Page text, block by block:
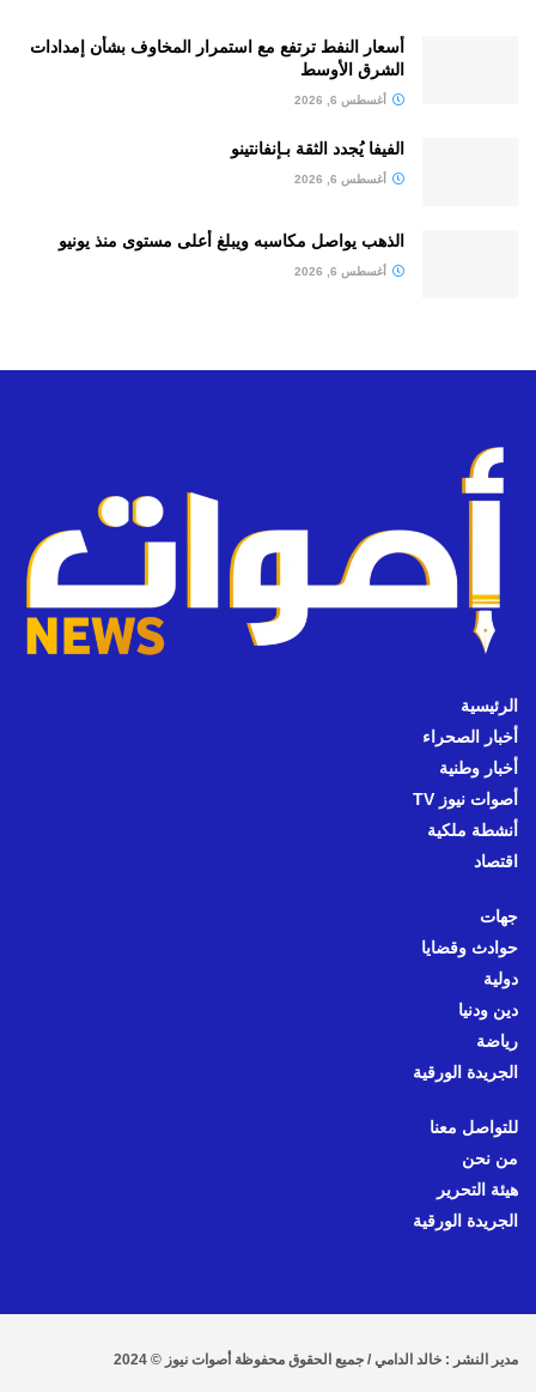
أسعار النفط ترتفع مع استمرار المخاوف بشأن إمدادات
الشرق الأوسط
أغسطس 6, 2026
الفيفا يُجدد الثقة بـإنفانتينو
أغسطس 6, 2026
الذهب يواصل مكاسبه ويبلغ أعلى مستوى منذ يونيو
أغسطس 6, 2026
الرئيسية
أخبار الصحراء
أخبار وطنية
أصوات نيوز TV
أنشطة ملكية
اقتصاد
جهات
حوادث وقضايا
دولية
دين ودنيا
رياضة
الجريدة الورقية
للتواصل معنا
من نحن
هيئة التحرير
الجريدة الورقية
مدير النشر : خالد الدامي / جميع الحقوق محفوظة أصوات نيوز © 2024